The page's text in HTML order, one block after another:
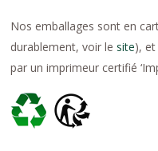
Nos emballages sont en
durablement, voir lesite), et
par un imprimeur certifié